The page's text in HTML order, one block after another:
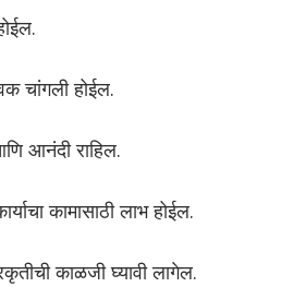
चांगली होईल.
आनंदी राहिल.
कामासाठी लाभ होईल.
काळजी घ्यावी लागेल.